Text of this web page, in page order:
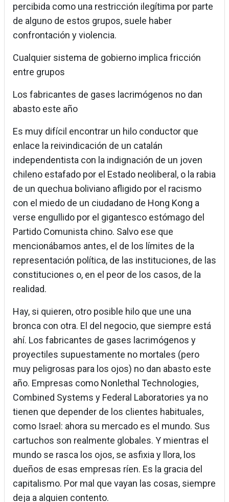
percibida como una restricción ilegítima por parte
de alguno de estos grupos, suele haber
confrontación y violencia.
Cualquier sistema de gobierno implica fricción
entre grupos
Los fabricantes de gases lacrimógenos no dan
abasto este año
Es muy difícil encontrar un hilo conductor que
enlace la reivindicación de un catalán
independentista con la indignación de un joven
chileno estafado por el Estado neoliberal, o la rabia
de un quechua boliviano afligido por el racismo
con el miedo de un ciudadano de Hong Kong a
verse engullido por el gigantesco estómago del
Partido Comunista chino. Salvo ese que
mencionábamos antes, el de los límites de la
representación política, de las instituciones, de las
constituciones o, en el peor de los casos, de la
realidad.
Hay, si quieren, otro posible hilo que une una
bronca con otra. El del negocio, que siempre está
ahí. Los fabricantes de gases lacrimógenos y
proyectiles supuestamente no mortales (pero
muy peligrosas para los ojos) no dan abasto este
año. Empresas como Nonlethal Technologies,
Combined Systems y Federal Laboratories ya no
tienen que depender de los clientes habituales,
como Israel: ahora su mercado es el mundo. Sus
cartuchos son realmente globales. Y mientras el
mundo se rasca los ojos, se asfixia y llora, los
dueños de esas empresas ríen. Es la gracia del
capitalismo. Por mal que vayan las cosas, siempre
deja a alguien contento.